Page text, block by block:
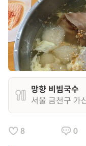
망향 비빔국수
서울 금천구 가
8 0